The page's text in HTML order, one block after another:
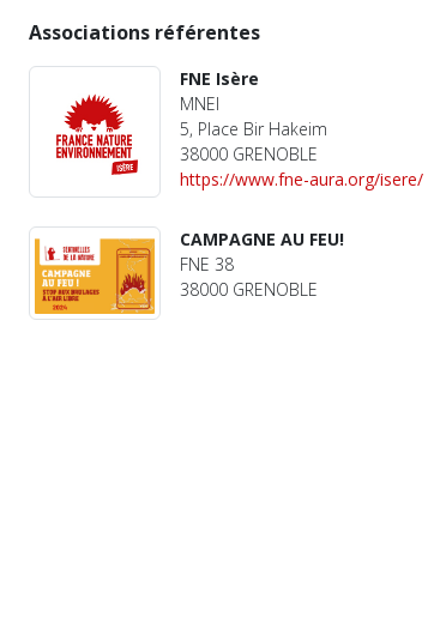
Associations référentes
FNE Isère
MNEI
5, Place Bir Hakeim
38000 GRENOBLE
https://www.fne-aura.org/isere/
CAMPAGNE AU FEU!
FNE 38
38000 GRENOBLE